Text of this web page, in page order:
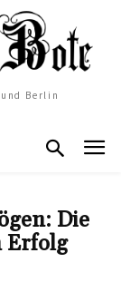
Berlin
Die
Erfolg